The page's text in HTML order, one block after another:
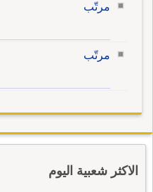
مرتّب
مرتّب
الاكثر شعبية اليوم